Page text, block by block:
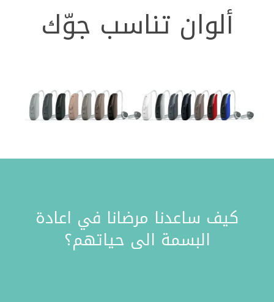
ألوان تناسب جوّك
كيف ساعدنا مرضانا في اعادة
البسمة الى حياتهم؟